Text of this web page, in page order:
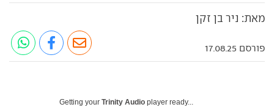
מאת: ניר בן זקן
פורסם 17.08.25
Getting your Trinity Audio player ready...